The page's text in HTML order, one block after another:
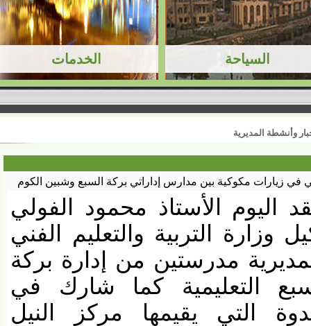
المديرية
زيارات مكوكية بين مدارس إداراتي بركة السبع وشبين الكوم
اليوم الأستاذ محمود الفولي
وزارة التربية والتعليم الفني
مدرستين من إدارة بركة
التعليمية كما شارك في
التي يقيمها مركز النيل